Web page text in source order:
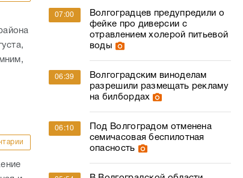
07:00
Волгоградцев предупредили о
фейке про диверсии с
отравлением холерой питьевой
воды
06:39
Волгоградским виноделам
разрешили размещать рекламу
на билбордах
06:10
Под Волгоградом отменена
семичасовая беспилотная
опасность